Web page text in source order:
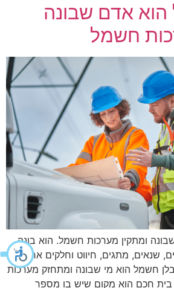
אדם שבונה
חשמל
ומתקין מערכות חשמל. הוא בונה
שנאים, מתגים, חיווט וחלקים אחרים
חשמל הוא מי שבונה ומתחזק מערכות
חכם הוא מקום שיש בו מספר